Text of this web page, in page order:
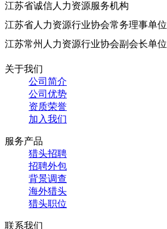
江苏省诚信人力资源服务机构
江苏省人力资源行业协会常务理事单位
江苏常州人力资源行业协会副会长单位
关于我们
公司简介
公司优势
资质荣誉
加入我们
服务产品
猎头招聘
招聘外包
背景调查
海外猎头
猎头职位
联系我们